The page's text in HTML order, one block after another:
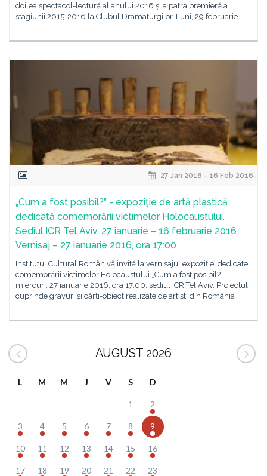
doilea spectacol-lectură al anului 2016 și a patra premieră a
stagiunii 2015-2016 la Clubul Dramaturgilor. Luni, 29 februarie
27 Jan 2016 - 16 Feb 2016
„Cum a fost posibil?” - expoziție de artă plastică
dedicată comemorării victimelor Holocaustului.
Sediul ICR Tel Aviv, 27 ianuarie – 16 februarie 2016.
Vernisaj – 27 ianuarie 2016, ora 17:00
Institutul Cultural Român vă invită la vernisajul expoziției dedicate
comemorării victimelor Holocaustului „Cum a fost posibil?
miercuri, 27 ianuarie 2016, ora 17:00, sediul ICR Tel Aviv. Proiectul
cuprinde gravuri și cărți-obiect realizate de artiști din România
AUGUST 2026
L M M J V S D
1 2
3 4 5 6 7 8 9
10 11 12 13 14 15 16
17 18 19 20 21 22 23